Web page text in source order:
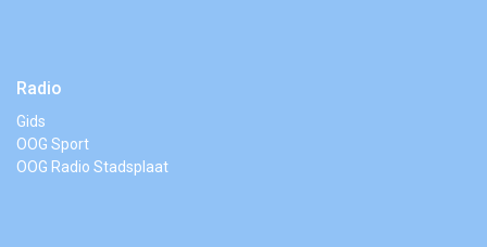
Radio
Gids
OOG Sport
OOG Radio Stadsplaat